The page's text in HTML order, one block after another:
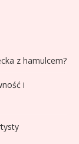
z hamulcem?
i